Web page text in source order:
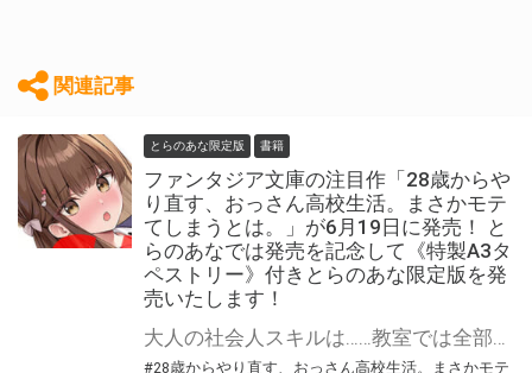
関連記事
とらのあな限定版 書籍
ファンタジア文庫の注目作「28歳からや
り直す、おっさん高校生活。まさかモテ
てしまうとは。」が6月19日に発売！ と
らのあなでは発売を記念して《特製A3タ
ペストリー》付きとらのあな限定版を発
売いたします！
大人の社会人スキルは……教室では全部チートで頼られまくり!? 「28歳からやり直す、おっさん高校生活。まさかモテてしまうとは。」が6月19日(金)に発売！ とらのあなでは発売を記念して「特製A3タペストリー」付きとらのあな限定版を発売いたします。 とらのあな限定版は数量限定となりますので是非お早めにお求めください！
#28歳からやり直す、おっさん高校生活。まさかモテ